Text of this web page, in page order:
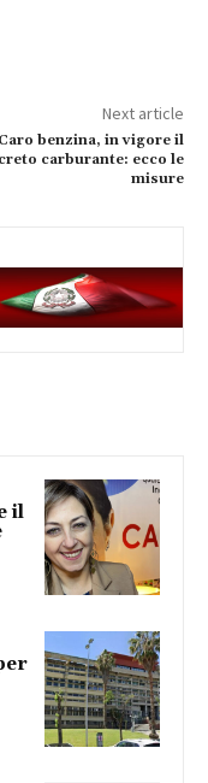
Next article
Caro benzina, in vigore il
carburante: ecco le
misure
il